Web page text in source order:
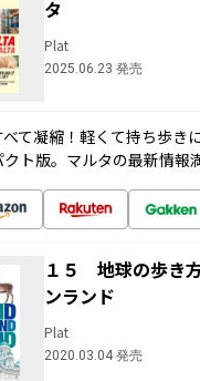
タ
Plat
2025.06.23 発売
て凝縮！軽くて持ち歩き
ト版。マルタの最新情報
１５ 地球の歩き
ンランド
Plat
2020.03.04 発売